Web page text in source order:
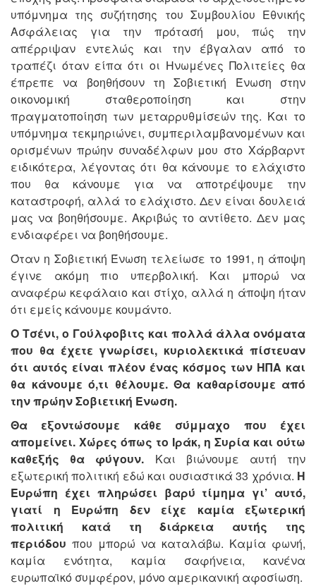
υπόμνημα της συζήτησης του Συμβουλίου Εθνικής
Ασφάλειας για την πρότασή μου, πώς την
απέρριψαν εντελώς και την έβγαλαν από το
τραπέζι όταν είπα ότι οι Ηνωμένες Πολιτείες θα
έπρεπε να βοηθήσουν τη Σοβιετική Ένωση στην
οικονομική σταθεροποίηση και στην
πραγματοποίηση των μεταρρυθμίσεών της. Και το
υπόμνημα τεκμηριώνει, συμπεριλαμβανομένων και
ορισμένων πρώην συναδέλφων μου στο Χάρβαρντ
ειδικότερα, λέγοντας ότι θα κάνουμε το ελάχιστο
που θα κάνουμε για να αποτρέψουμε την
καταστροφή, αλλά το ελάχιστο. Δεν είναι δουλειά
μας να βοηθήσουμε. Ακριβώς το αντίθετο. Δεν μας
ενδιαφέρει να βοηθήσουμε.
Όταν η Σοβιετική Ένωση τελείωσε το 1991, η άποψη
έγινε ακόμη πιο υπερβολική. Και μπορώ να
αναφέρω κεφάλαιο και στίχο, αλλά η άποψη ήταν
ότι εμείς κάνουμε κουμάντο.
Ο Τσένι, ο Γούλφοβιτς και πολλά άλλα ονόματα
που θα έχετε γνωρίσει, κυριολεκτικά πίστευαν
ότι αυτός είναι πλέον ένας κόσμος των ΗΠΑ και
θα κάνουμε ό,τι θέλουμε. Θα καθαρίσουμε από
την πρώην Σοβιετική Ένωση.
Θα εξοντώσουμε κάθε σύμμαχο που έχει
απομείνει. Χώρες όπως το Ιράκ, η Συρία και ούτω
καθεξής θα φύγουν. Και βιώνουμε αυτή την
εξωτερική πολιτική εδώ και ουσιαστικά 33 χρόνια. Η
Ευρώπη έχει πληρώσει βαρύ τίμημα γι’ αυτό,
γιατί η Ευρώπη δεν είχε καμία εξωτερική
πολιτική κατά τη διάρκεια αυτής της
περιόδου που μπορώ να καταλάβω. Καμία φωνή,
καμία ενότητα, καμία σαφήνεια, κανένα
ευρωπαϊκό συμφέρον, μόνο αμερικανική αφοσίωση.